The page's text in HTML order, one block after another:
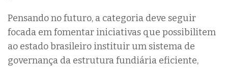
Pensando no futuro, a categoria deve seguir
focada em fomentar iniciativas que possibilitem
ao estado brasileiro instituir um sistema de
governança da estrutura fundiária eficiente,